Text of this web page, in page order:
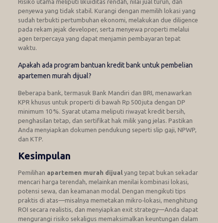
penyewa yang tidak stabil. Kurangi dengan memilih lokasi yang
sudah terbukti pertumbuhan ekonomi, melakukan due diligence
pada rekam jejak developer, serta menyewa properti melalui
agen terpercaya yang dapat menjamin pembayaran tepat
waktu.
Apakah ada program bantuan kredit bank untuk pembelian
apartemen murah dijual?
Beberapa bank, termasuk Bank Mandiri dan BRI, menawarkan
KPR khusus untuk properti di bawah Rp 500 juta dengan DP
minimum 10 %. Syarat utama meliputi riwayat kredit bersih,
penghasilan tetap, dan sertifikat hak milik yang jelas. Pastikan
Anda menyiapkan dokumen pendukung seperti slip gaji, NPWP,
dan KTP.
Kesimpulan
Pemilihan apartemen murah dijual yang tepat bukan sekadar
mencari harga terendah, melainkan menilai kombinasi lokasi,
potensi sewa, dan keamanan modal. Dengan mengikuti tips
praktis di atas—misalnya memetakan mikro‑lokasi, menghitung
ROI secara realistis, dan menyiapkan exit strategy—Anda dapat
mengurangi risiko sekaligus memaksimalkan keuntungan dalam